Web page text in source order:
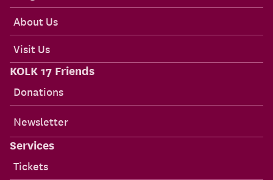
About Us
Visit Us
KOLK 17 Friends
Donations
Newsletter
Services
Tickets